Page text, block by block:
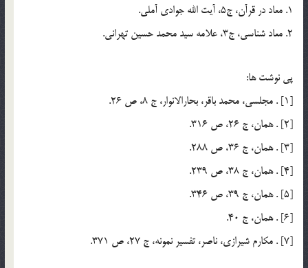
1. معاد در قرآن، ج5، آيت الله جوادي آملي.
2. معاد شناسي، ج3، علامه سيد محمد حسين تهراني.
پي نوشت ها:
[1] . مجلسي، محمد باقر، بحارالانوار، ج 8، ص 26.
[2] . همان، ج 26، ص 316.
[3] . همان، ج 36، ص 288.
[4] . همان، ج 38، ص 239.
[5] . همان، ج 39، ص 346.
[6] . همان، ج 40.
[7] . مكارم شيرازي، ناصر، تفسير نمونه، ج 27، ص 371.